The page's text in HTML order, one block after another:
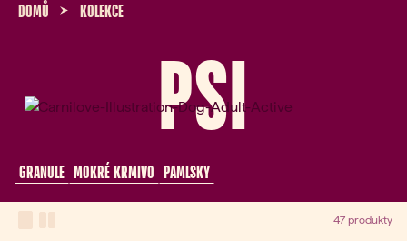
DOMŮ KOLEKCE
PSI
GRANULE MOKRÉ KRMIVO PAMLSKY
47 produkty